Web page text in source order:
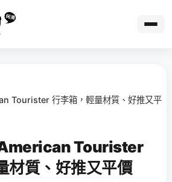
Tourister 行李箱，輕量材質、好推又平
Tourister
材質、好推又平價